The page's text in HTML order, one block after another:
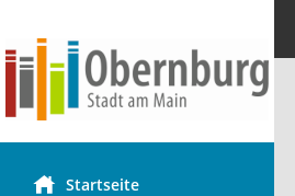
Startseite